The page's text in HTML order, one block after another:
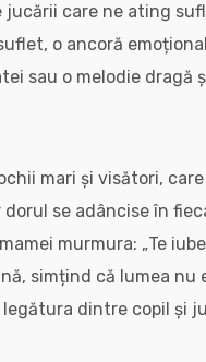
care ne ating
o ancoră
sau o melodie dragă
mari și visători,
se adâncise în
murmura: „Te
simțind că lumea
dintre copil și